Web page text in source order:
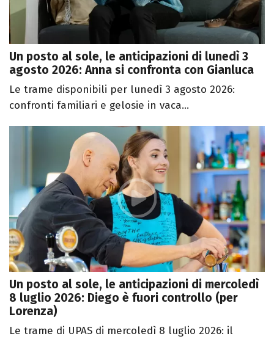
Un posto al sole, le anticipazioni di lunedì 3
agosto 2026: Anna si confronta con Gianluca
Le trame disponibili per lunedì 3 agosto 2026:
confronti familiari e gelosie in vaca...
Un posto al sole, le anticipazioni di mercoledì
8 luglio 2026: Diego è fuori controllo (per
Lorenza)
Le trame di UPAS di mercoledì 8 luglio 2026: il